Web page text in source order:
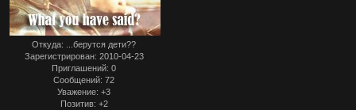
Откуда: ...берутся дети??
Зарегистрирован: 2010-04-23
Приглашений: 0
Сообщений: 72
Уважение: +3
Позитив: +2